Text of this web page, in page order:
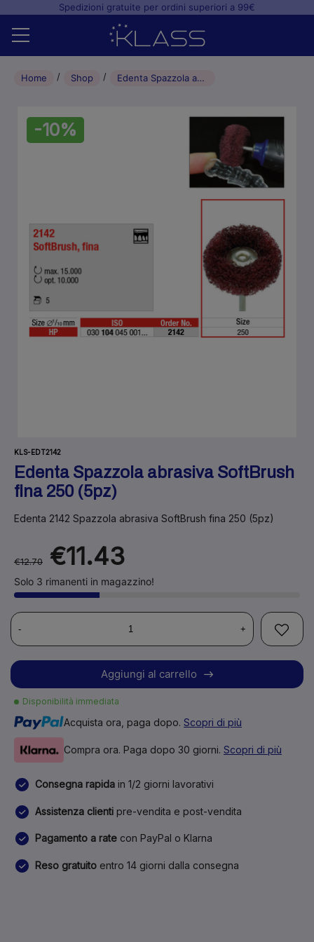
Spedizioni gratuite per ordini superiori a 99€
Home
Studio odontoiatrico
Home Shop Edenta Spazzola abrasiva SoftBrush fina 250 (5pz)
-10%
KLS-EDT2142
Edenta Spazzola abrasiva SoftBrush
fina 250 (5pz)
Edenta 2142 Spazzola abrasiva SoftBrush fina 250 (5pz)
€12.70 €11.43
Solo 3 rimanenti in magazzino!
- +
Aggiungi al carrello
Disponibilità immediata
Acquista ora, paga dopo. Scopri di più
Compra ora. Paga dopo 30 giorni. Scopri di più
Consegna rapida in 1/2 giorni lavorativi
Assistenza clienti pre-vendita e post-vendita
Pagamento a rate con PayPal o Klarna
Reso gratuito entro 14 giorni dalla consegna